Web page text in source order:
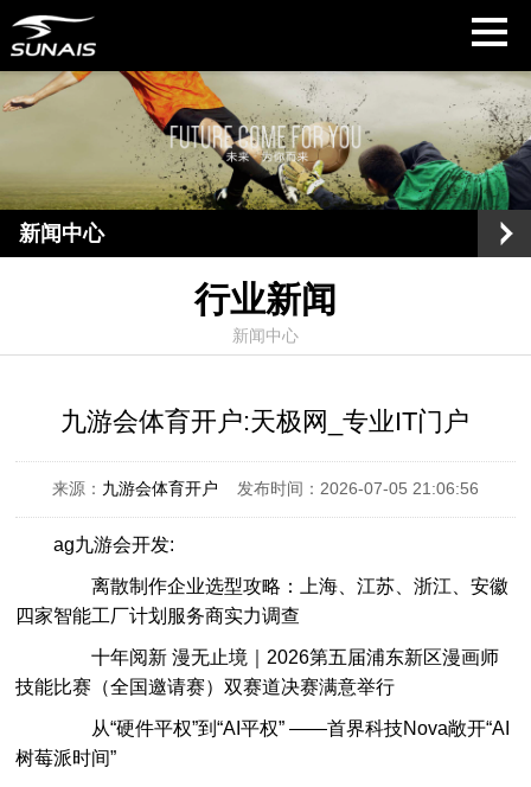
新闻中心
行业新闻
新闻中心
九游会体育开户:天极网_专业IT门户
来源： 九游会体育开户 发布时间：2026-07-05 21:06:56
ag九游会开发:
离散制作企业选型攻略：上海、江苏、浙江、安徽
四家智能工厂计划服务商实力调查
十年阅新 漫无止境｜2026第五届浦东新区漫画师
技能比赛（全国邀请赛）双赛道决赛满意举行
从“硬件平权”到“AI平权” ——首界科技Nova敞开“AI
树莓派时间”